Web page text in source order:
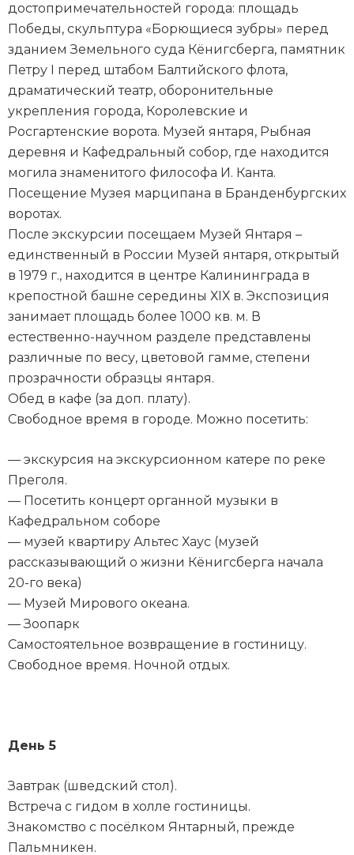
достопримечательностей города: площадь
Победы, скульптура «Борющиеся зубры» перед
зданием Земельного суда Кёнигсберга, памятник
Петру I перед штабом Балтийского флота,
драматический театр, оборонительные
укрепления города, Королевские и
Росгартенские ворота. Музей янтаря, Рыбная
деревня и Кафедральный собор, где находится
могила знаменитого философа И. Канта.
Посещение Музея марципана в Бранденбургских
воротах.
После экскурсии посещаем Музей Янтаря –
единственный в России Музей янтаря, открытый
в 1979 г., находится в центре Калининграда в
крепостной башне середины ХIХ в. Экспозиция
занимает площадь более 1000 кв. м. В
естественно-научном разделе представлены
различные по весу, цветовой гамме, степени
прозрачности образцы янтаря.
Обед в кафе (за доп. плату).
Свободное время в городе. Можно посетить:
— экскурсия на экскурсионном катере по реке
Преголя.
— Посетить концерт органной музыки в
Кафедральном соборе
— музей квартиру Альтес Хаус (музей
рассказывающий о жизни Кёнигсберга начала
20-го века)
— Музей Мирового океана.
— Зоопарк
Самостоятельное возвращение в гостиницу.
Свободное время. Ночной отдых.
День 5
Завтрак (шведский стол).
Встреча с гидом в холле гостиницы.
Знакомство с посёлком Янтарный, прежде
Пальмникен.